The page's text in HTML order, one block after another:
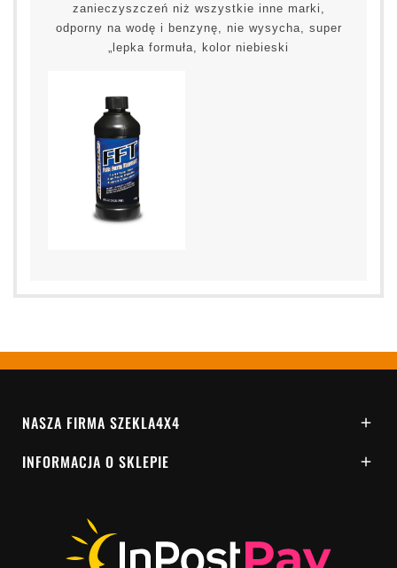
zanieczyszczeń niż wszystkie inne marki,
odporny na wodę i benzynę, nie wysycha, super
„lepka formuła, kolor niebieski
NASZA FIRMA SZEKLA4X4 
INFORMACJA O SKLEPIE 